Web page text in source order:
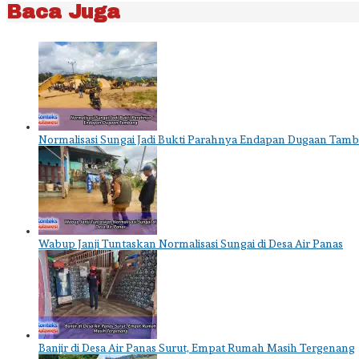
Baca Juga
Normalisasi Sungai Jadi Bukti Parahnya Endapan Dugaan
Wabup Janji Tuntaskan Normalisasi Sungai di Desa Air Panas
Banjir di Desa Air Panas Surut, Empat Rumah Masih Tergenang